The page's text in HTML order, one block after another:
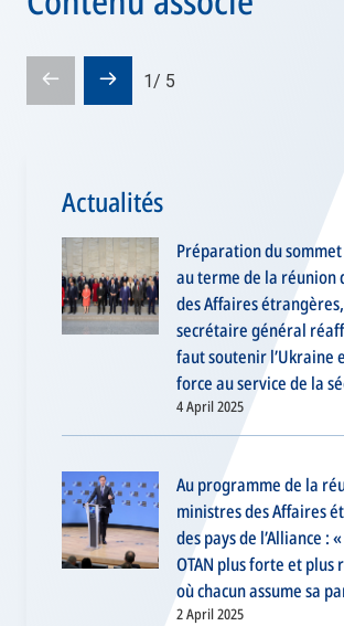
Pré-
diapositive
Diapositive
suivante
1/ 5
Actualités
Préparation du sommet
au terme de la réunion
des Affaires
secrétaire général
faut soutenir l’Ukraine
force au service de la
4 April 2025
Au programme de la
ministres des Affaires
des pays de l’Alliance :
OTAN plus forte et plus
où chacun assume sa
2 April 2025